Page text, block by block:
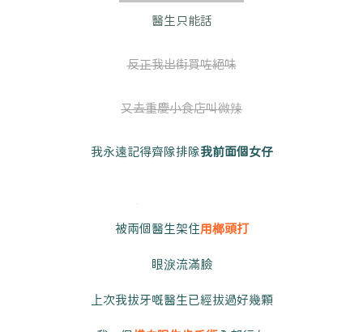
醫生只能話
反正我出街買咗絕味
又去重慶小食店叫微辣
我永遠記得齊隊排隊我前面個女仔
被兩個醫生架住用榔頭打
眼淚流滿臉
上次我拔牙嘅醫生已經拔過好幾顆